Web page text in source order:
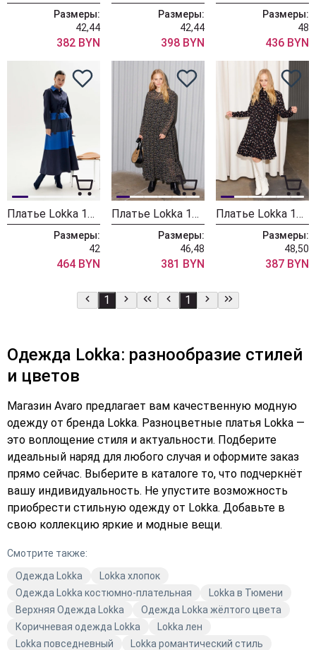
Размеры:
42,44
382 BYN
Размеры:
42,44
398 BYN
Размеры:
48
436 BYN
Платье Lokka 1323
Размеры:
42
464 BYN
Платье Lokka 1216P черный, принт
Размеры:
46,48
381 BYN
Платье Lokka 1215K черный, принт
Размеры:
48,50
387 BYN
1 1
Одежда Lokka: разнообразие стилей
и цветов
Магазин Avaro предлагает вам качественную модную
одежду от бренда Lokka. Разноцветные платья Lokka —
это воплощение стиля и актуальности. Подберите
идеальный наряд для любого случая и оформите заказ
прямо сейчас. Выберите в каталоге то, что подчеркнёт
вашу индивидуальность. Не упустите возможность
приобрести стильную одежду от Lokka. Добавьте в
свою коллекцию яркие и модные вещи.
Смотрите также:
Одежда Lokka
Lokka хлопок
Одежда Lokka костюмно-плательная
Lokka в Тюмени
Верхняя Одежда Lokka
Одежда Lokka жёлтого цвета
Коричневая одежда Lokka
Lokka лен
Lokka повседневный
Lokka романтический стиль